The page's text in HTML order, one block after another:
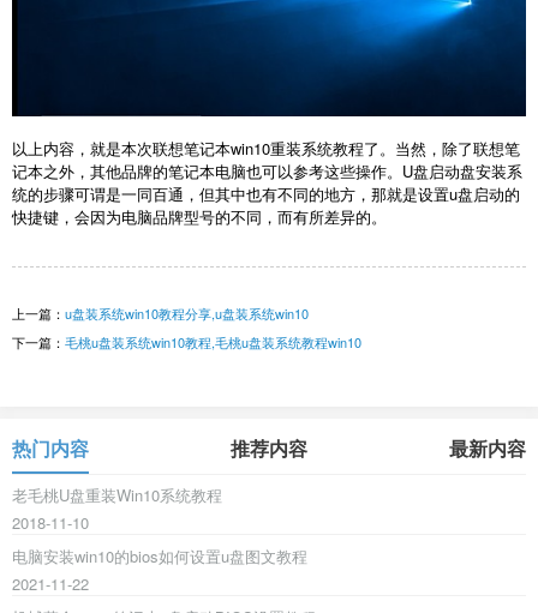
以上内容，就是本次联想笔记本win10重装系统教程了。当然，除了联想笔
记本之外，其他品牌的笔记本电脑也可以参考这些操作。U盘启动盘安装系
统的步骤可谓是一同百通，但其中也有不同的地方，那就是设置u盘启动的
快捷键，会因为电脑品牌型号的不同，而有所差异的。
上一篇： u盘装系统win10教程分享,u盘装系统win10
下一篇： 毛桃u盘装系统win10教程,毛桃u盘装系统教程win10
热门内容 推荐内容 最新内容
老毛桃U盘重装Win10系统教程
2018-11-10
电脑安装win10的bios如何设置u盘图文教程
2021-11-22